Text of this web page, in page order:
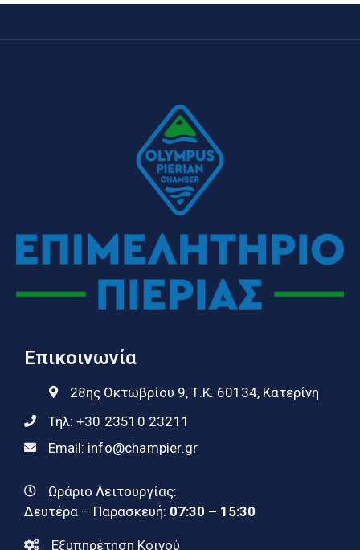
Επικοινωνία
28ης Οκτωβρίου 9, Τ.Κ. 60134, Κατερίνη
Τηλ: +30 23510 23211
Email: info@champier.gr
Ωράριο Λειτουργίας:
Δευτέρα – Παρασκευή: 07:30 – 15:30
Εξυπηρέτηση Κοινού